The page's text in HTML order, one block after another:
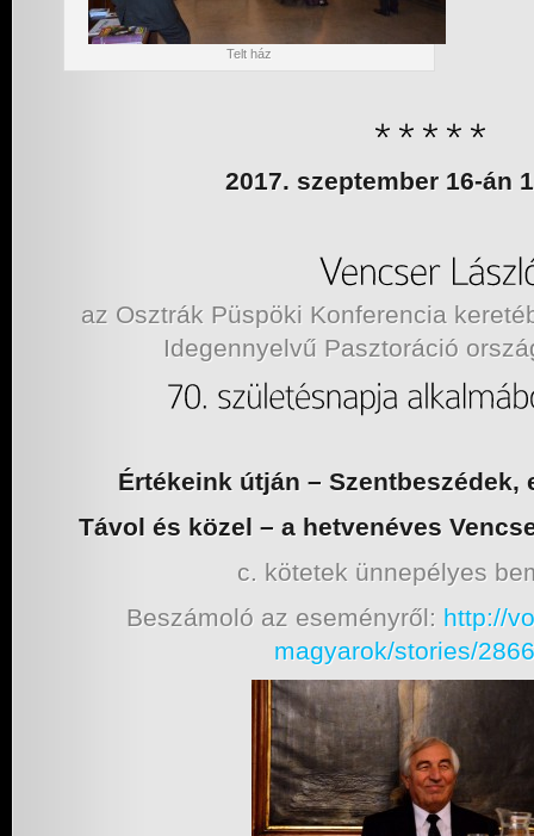
Telt ház
2017. szeptember 16-án
az Osztrák Püspöki Konferencia
Idegennyelvű Pasztoráció
Értékeink útján – Szentbeszédek,
Távol és közel – a hetvenéves
c. kötetek ünnepélyes
Beszámoló az eseményről: http://
magyarok/stories/